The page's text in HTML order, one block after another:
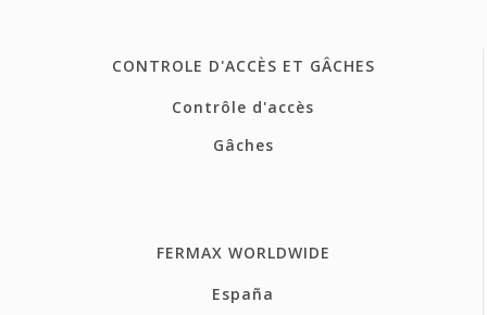
CONTROLE D'ACCÈS ET GÂCHES
Contrôle d'accès
Gâches
FERMAX WORLDWIDE
España